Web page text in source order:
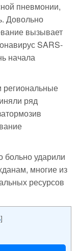
пневмонии,
Довольно
вызывает
SARS-
начала
региональные
ряд
больно ударили
многие из
ресурсов
]